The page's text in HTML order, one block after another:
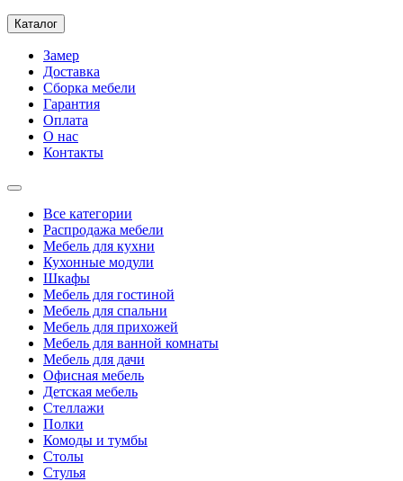
Каталог
Замер
Доставка
Сборка мебели
Гарантия
Оплата
О нас
Контакты
Все категории
Распродажа мебели
Мебель для кухни
Кухонные модули
Шкафы
Мебель для гостиной
Мебель для спальни
Мебель для прихожей
Мебель для ванной комнаты
Мебель для дачи
Офисная мебель
Детская мебель
Стеллажи
Полки
Комоды и тумбы
Столы
Стулья